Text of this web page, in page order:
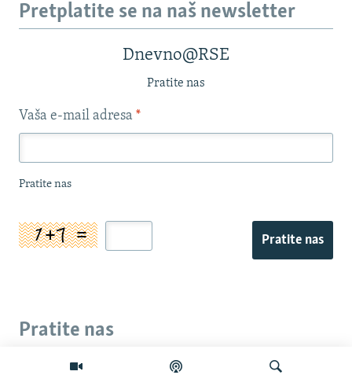
Pretplatite se na naš newsletter
Dnevno@RSE
Pratite nas
Vaša e-mail adresa *
Pratite nas
Pratite nas
Pratite nas